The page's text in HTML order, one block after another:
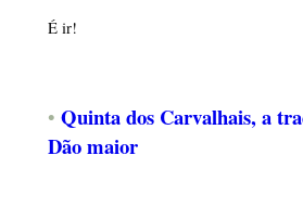
É ir!
• Quinta dos Carvalhais, a
Dão maior